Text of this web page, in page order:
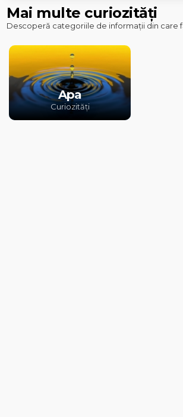
Mai multe curiozități
Descoperă categoriile de informații din care
Apa
Curiozități